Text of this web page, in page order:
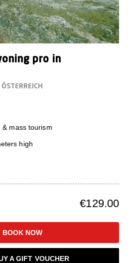
pro in
& mass tourism
high
€129.00
BOOK NOW
A GIFT VOUCHER